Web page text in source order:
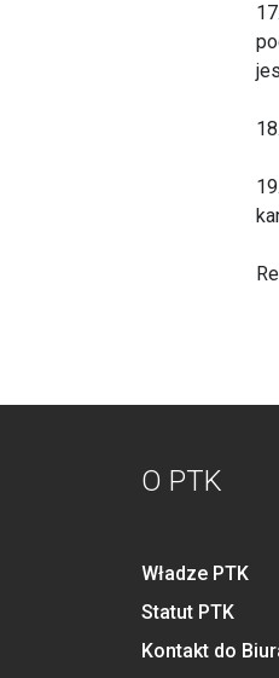
O PTK
Władze PTK
Statut PTK
Kontakt do